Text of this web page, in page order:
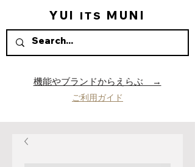
YUI ITS MUNI
機能やブランドからえらぶ →
ご利用ガイド